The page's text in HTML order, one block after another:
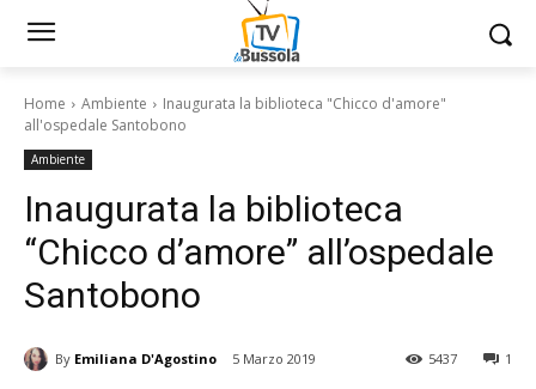
Home Ambiente
Inaugurata la biblioteca "Chicco d'amore"
all'ospedale Santobono
Ambiente
Inaugurata la biblioteca
“Chicco d’amore” all’ospedale
Santobono
By Emiliana D'Agostino 5 Marzo 2019 1
5437